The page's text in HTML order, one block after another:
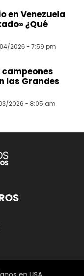
en Venezuela
¿Qué
2026 - 7:59 pm
las Grandes
2026 - 8:05 am